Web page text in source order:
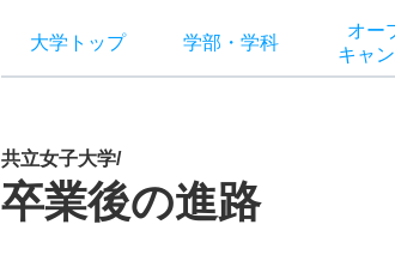
大学トップ 学部 ・ 学科
オー
キャン
共立女子大学/
卒業後の進路